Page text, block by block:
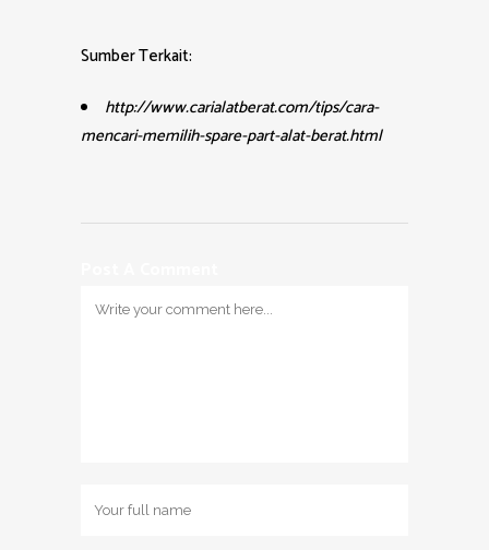
Sumber Terkait:
http://www.carialatberat.com/tips/cara-
mencari-memilih-spare-part-alat-berat.html